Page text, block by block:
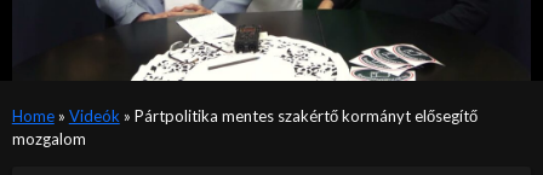
Video
Home» Videók » Pártpolitika mentes szakértő kormányt elősegítő
mozgalom